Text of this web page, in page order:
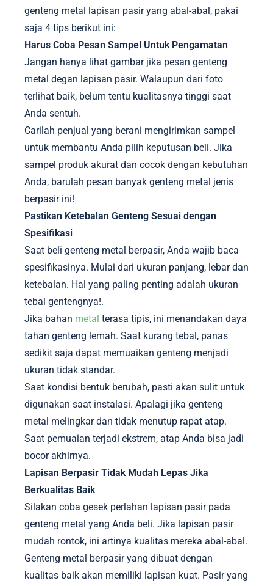
genteng metal lapisan pasir yang abal-abal, pakai
saja 4 tips berikut ini:
Harus Coba Pesan Sampel Untuk Pengamatan
Jangan hanya lihat gambar jika pesan genteng
metal degan lapisan pasir. Walaupun dari foto
terlihat baik, belum tentu kualitasnya tinggi saat
Anda sentuh.
Carilah penjual yang berani mengirimkan sampel
untuk membantu Anda pilih keputusan beli. Jika
sampel produk akurat dan cocok dengan kebutuhan
Anda, barulah pesan banyak genteng metal jenis
berpasir ini!
Pastikan Ketebalan Genteng Sesuai dengan
Spesifikasi
Saat beli genteng metal berpasir, Anda wajib baca
spesifikasinya. Mulai dari ukuran panjang, lebar dan
ketebalan. Hal yang paling penting adalah ukuran
tebal gentengnya!.
Jika bahan metal terasa tipis, ini menandakan daya
tahan genteng lemah. Saat kurang tebal, panas
sedikit saja dapat memuaikan genteng menjadi
ukuran tidak standar.
Saat kondisi bentuk berubah, pasti akan sulit untuk
digunakan saat instalasi. Apalagi jika genteng
metal melingkar dan tidak menutup rapat atap.
Saat pemuaian terjadi ekstrem, atap Anda bisa jadi
bocor akhirnya.
Lapisan Berpasir Tidak Mudah Lepas Jika
Berkualitas Baik
Silakan coba gesek perlahan lapisan pasir pada
genteng metal yang Anda beli. Jika lapisan pasir
mudah rontok, ini artinya kualitas mereka abal-abal.
Genteng metal berpasir yang dibuat dengan
kualitas baik akan memiliki lapisan kuat. Pasir yang